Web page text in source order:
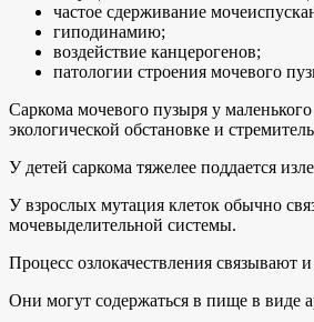
частое сдерживание
гиподинамию;
воздействие канцерогенов;
патологии строения мочевого
Саркома мочевого пузыря у
экологической обстановке и
У детей саркома тяжелее поддается
У взрослых мутация клеток обычно
мочевыделительной системы.
Процесс озлокачествления связывают
Они могут содержаться в пище в виде